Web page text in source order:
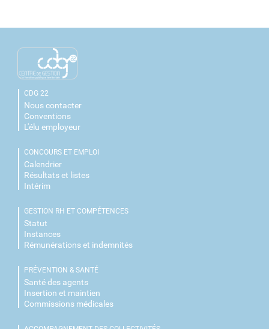
CDG 22
Nous contacter
Conventions
L'élu employeur
CONCOURS ET EMPLOI
Calendrier
Résultats et listes
Intérim
GESTION RH ET COMPÉTENCES
Statut
Instances
Rémunérations et indemnités
PRÉVENTION & SANTÉ
Santé des agents
Insertion et maintien
Commissions médicales